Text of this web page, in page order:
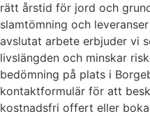
rätt årstid för jord och
slamtömning och
avslutat arbete erbjuder vi
livslängden och minskar
bedömning på plats i
kontaktformulär för att
kostnadsfri offert eller